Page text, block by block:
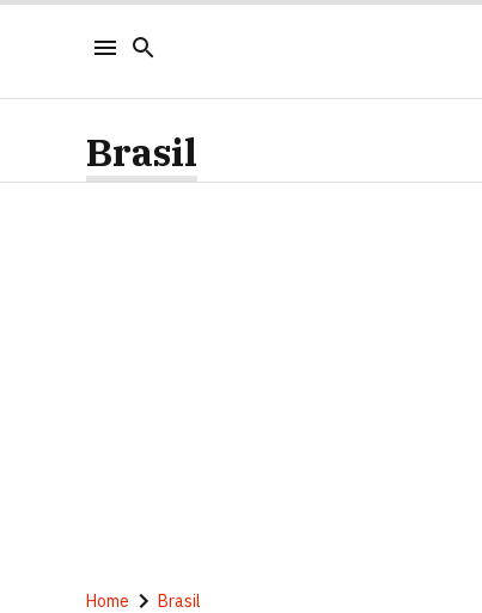
Brasil
Home Brasil